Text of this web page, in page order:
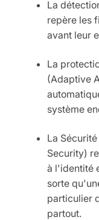
La
repère les
avant leur
La
(Adaptive
système
La
Security)
à l'identité
sorte
particulier
partout.